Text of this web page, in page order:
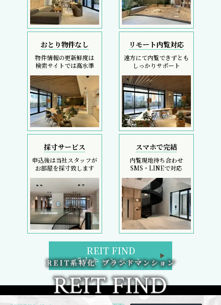
おとり物件なし
物件情報の更新鮮度は
検索サイトでは高水準
リモート内覧対応
遠方にて内覧できずとも
しっかりサポート
採寸サービス
申込後は当社スタッフが
お部屋を採寸致します
スマホで完結
内覧現地待ち合わせ
SMS・LINEで対応
REIT FIND
5大キャンペーン